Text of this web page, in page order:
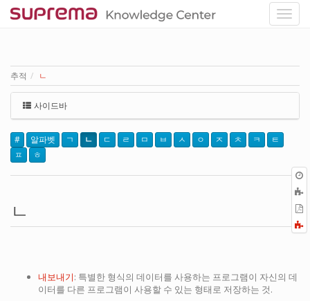
추적 ㄴ
사이드바
# 알파벳 ㄱ ㄴ ㄷ ㄹ ㅁ ㅂ ㅅ ㅇ ㅈ ㅊ ㅋ
ㅌ
ㅍ
ㅎ
ㄴ
내보내기: 특별한 형식의 데이터를 사용하는 프로그램이 자신의 데
이터를 다른 프로그램이 사용할 수 있는 형태로 저장하는 것.